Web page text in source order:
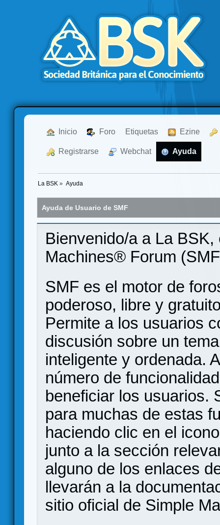
Inicio Foro Etiquetas Ezine
Registrarse Webchat Ayuda
La BSK » Ayuda
Ayuda de Usuario de SMF
Bienvenido/a a La
Machines® Forum
SMF es el motor de
poderoso, libre y
Permite a los usuarios
discusión sobre un
inteligente y ordenada.
número de
beneficiar los usuarios.
para muchas de estas
haciendo clic en el
junto a la sección
alguno de los enlaces
llevarán a la
sitio oficial de Simple